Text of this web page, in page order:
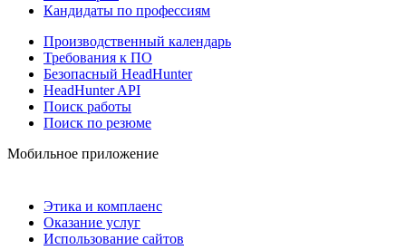
Кандидаты по профессиям
Производственный календарь
Требования к ПО
Безопасный HeadHunter
HeadHunter API
Поиск работы
Поиск по резюме
Мобильное приложение
Этика и комплаенс
Оказание услуг
Использование сайтов